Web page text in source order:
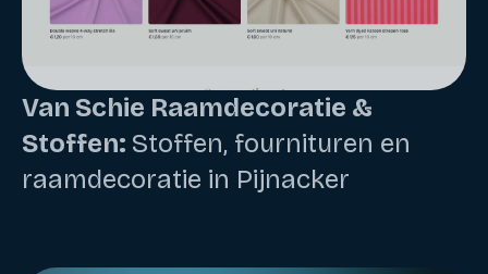
Van Schie Raamdecoratie &
Stoffen: Stoffen, fournituren en
raamdecoratie in Pijnacker